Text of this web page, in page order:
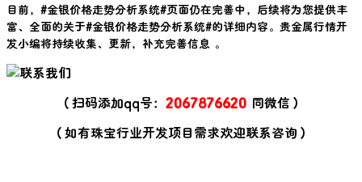
目前，#金银价格走势分析系统#页面仍在完善中，后续将为您提供丰
富、全面的关于#金银价格走势分析系统#的详细内容。贵金属行情开
发小编将持续收集、更新，补充完善信息 。
（扫码添加qq号： 2067876620 同微信）
（如有珠宝行业开发项目需求欢迎联系咨询）